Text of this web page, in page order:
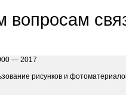
вопросам
— 2017
рисунков и